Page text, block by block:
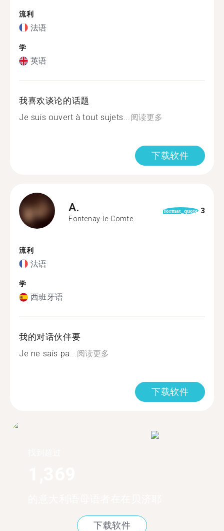
流利
法语
学
英语
我喜欢谈论的话题
Je suis ouvert à tout sujets...阅读更多
下载软件
A.
Fontenay-le-Comte
format_quote 3
流利
法语
学
西班牙语
我的对话伙伴要
Je ne sais pa...阅读更多
下载软件
下载软件